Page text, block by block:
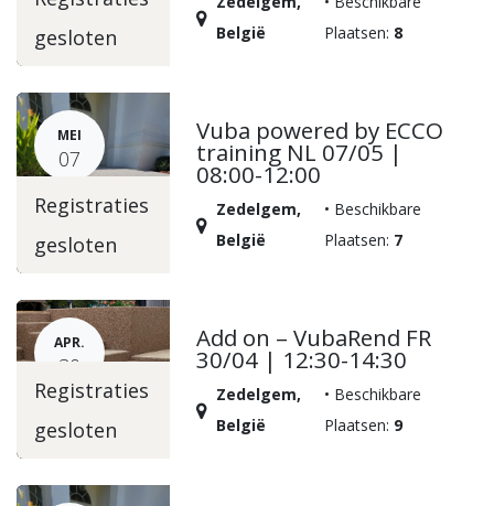
gesloten
België
Plaatsen: 8
MEI
07
Registraties
gesloten
Vuba powered by ECCO
training NL 07/05 |
08:00-12:00
Zedelgem,
België
• Beschikbare
Plaatsen: 7
APR.
30
Registraties
gesloten
Add on – VubaRend FR
30/04 | 12:30-14:30
Zedelgem,
België
• Beschikbare
Plaatsen: 9